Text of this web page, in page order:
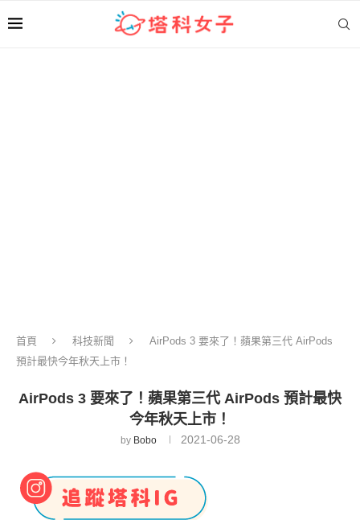
首頁 科技新聞
AirPods 3 要來了！蘋果第三代 AirPods
預計最快今年秋天上市！
AirPods 3 要來了！蘋果第三代 AirPods 預計最快
今年秋天上市！
by Bobo 2021-06-28